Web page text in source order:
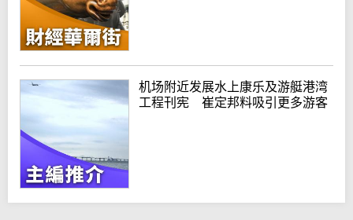
机场附近发展水上康乐及游艇港湾
工程刊宪 崔定邦料吸引更多游客